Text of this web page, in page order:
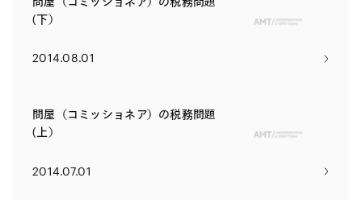
(下）
2014.08.01
問屋（コミッショネア）の税務問題
(上）
2014.07.01